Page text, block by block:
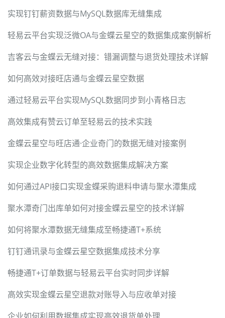
实现钉钉薪资数据与MySQL数据库无缝集成
轻易云平台实现泛微OA与金蝶云星空的数据集成案例解析
吉客云与金蝶云无缝对接：错漏调整与退货处理技术详解
如何高效对接旺店通与金蝶云星空数据
通过轻易云平台实现MySQL数据同步到小青格日志
高效集成有赞云订单至轻易云的技术实践
金蝶云星空与旺店通·企业奇门的数据无缝对接案例
实现企业数字化转型的高效数据集成解决方案
如何通过API接口实现金蝶采购退料申请与聚水潭集成
聚水潭奇门出库单如何对接金蝶云星空的技术详解
如何将聚水潭数据无缝集成至畅捷通T+系统
钉钉通讯录与金蝶云星空数据集成技术分享
畅捷通T+订单数据与轻易云平台实时同步详解
高效实现金蝶云星空退款对账导入与应收单对接
企业如何利用数据集成实现高效退货单处理